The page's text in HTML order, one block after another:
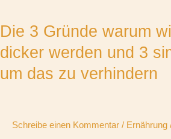
Die 3 Gründe warum
dicker werden und 3
um das zu verhindern
Schreibe einen Kommentar / Ernährung
Gründe
warum
immer
und